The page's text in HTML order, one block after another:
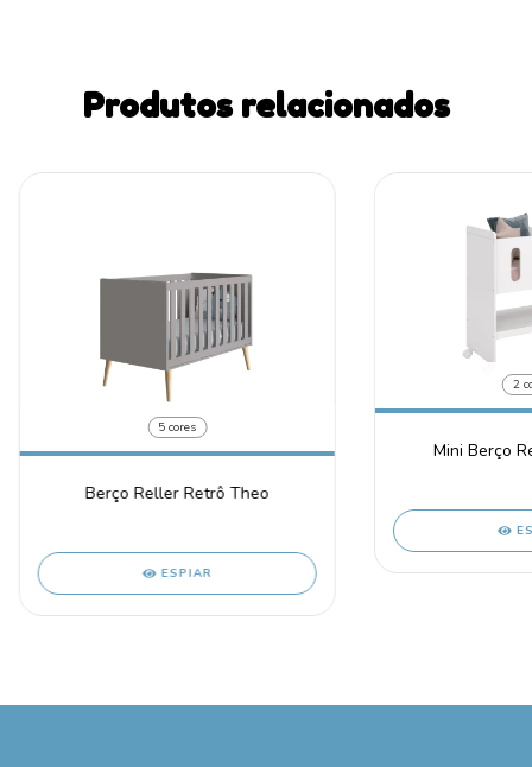
Produtos relacionados
5 cores
Berço Reller Retrô Theo
ESPIAR
2
Mini Berço